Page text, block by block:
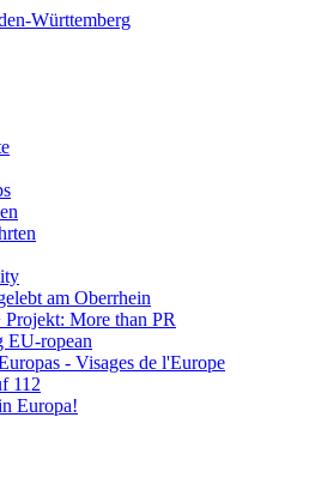
am Oberrhein
Projekt: More than PR
EU-ropean
- Visages de l'Europe
112
Europa!